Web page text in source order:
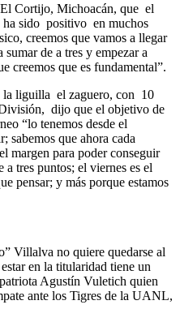
Cortijo, Michoacán, que el
sido positivo en muchos
creemos que vamos a llegar
de a tres y empezar a
creemos que es fundamental”.
la liguilla el zaguero, con 10
dijo que el objetivo de
“lo tenemos desde el
sabemos que ahora cada
margen para poder conseguir
a tres puntos; el viernes es el
pensar; y más porque estamos
Villalva no quiere quedarse al
en la titularidad tiene un
Agustín Vuletich quien
ante los Tigres de la UANL,